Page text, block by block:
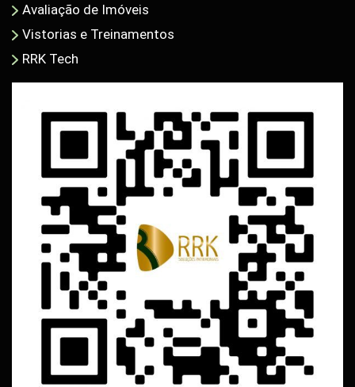
Avaliação de Imóveis
Vistorias e Treinamentos
RRK Tech